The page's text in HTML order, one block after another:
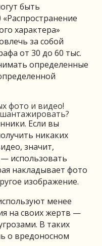
быть
характера»
за собой
от 30 до 60 тыс.
определенные
фото и видео!
Если вы
никаких
значит,
использовать
накладывает фото
изображение.
менее
на своих жертв —
В таких
о вредоносном